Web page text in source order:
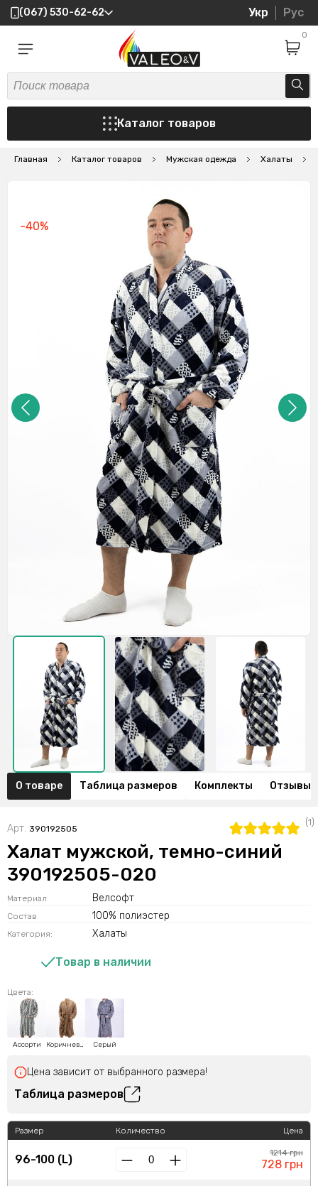
(067) 530-62-62 Укр Рус
0
Каталог товаров
Главная Каталог товаров Мужская одежда Халаты
-40%
О товаре Таблица размеров Комплекты Отзывы
Арт. 390192505
(1)
Халат мужской, темно-синий
390192505-020
Материал Велсофт
Состав 100% полиэстер
Категория: Халаты
Товар в наличии
Цвета:
Ассорти Коричневый Серый
Цена зависит от выбранного размера!
Таблица размеров
Размер
96-100 (L)
Количество Цена
1214 грн
728 грн